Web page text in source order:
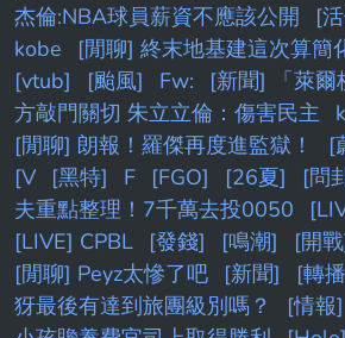
杰倫:NBA球員薪資不應該公開
[
kobe
[閒聊] 終末地基建這次算簡
[vtub]
[颱風] Fw:
[新聞] 「萊爾
方敲門關切 朱立立倫：傷害民主
k
[閒聊] 朗報！羅傑再度進監獄！
[
[V
[黑特] F [FGO] [26夏]
[問
夫重點整理！7千萬去投0050
[LIVE] CPBL
[發錢] [鳴潮] [開
[閒聊] Peyz太慘了吧
[新聞] [轉
犽最後有達到旅團級別嗎？
[情報]